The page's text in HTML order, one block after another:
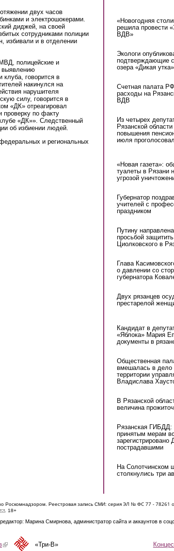
двух часов
и электрошокерами.
диджей, на своей
сотрудниками полиции
избивали и в отделении
полицейские и
выявлению
говорится в
накинулся на
нарушителя
силу, говорится в
«ДК» отреагировал
проверку по факту
«ДК»». Следственный
об избиении людей.
и региональных
«Новогодняя
решила провести
ВДВ»
Экологи
подтверждающие
озера «Дикая утка»
Счетная палата
расходы на
ВДВ
Из четырех
Рязанской области
повышения
июля
«Новая газета»:
туалеты в Рязани
угрозой
Губернатор
учителей с
праздником
Путину
просьбой
Циолковского в
Глава
о давлении со
губернатора
Двух рязанцев
престарелой
Кандидат в
«Яблока» Мария
документы в
Общественная
вмешалась в
территории
Владислава
В Рязанской
величина
Рязанская ГИБДД:
принятым мерам
зарегистрировано
пострадавшими
На Солотчинском
столкнулись три
Роскомнадзором. Реестровая запись СМИ: серия ЭЛ № ФС 77 - 78261
(link sends e-mail)
. 18+
Марина Смирнова, администратор сайта и аккаунтов в
(link is external)«Три-В»